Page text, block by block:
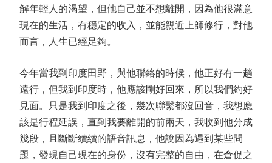
解年輕人的渴望，但他自己並不想離開，因為他很滿意
現在的生活，有穩定的收入，並能親近上師修行，對他
而言，人生已經足夠。
今年當我到印度田野，與他聯絡的時候，他正好有一趟
遠行，但我到印度時，他應該剛好回來，所以我們約好
見面。只是我到印度之後，幾次聯繫都沒回音，我想應
該是行程延誤，直到我要離開的前兩天，我收到他分成
幾段，且斷斷續續的語音訊息，他說因為遇到某些問
題，發現自己現在的身份，沒有完整的自由，在倉促之